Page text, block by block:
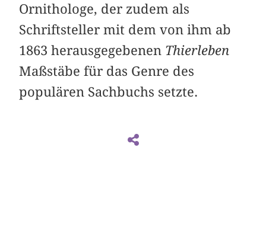
Ornithologe, der zudem als
Schriftsteller mit dem von ihm ab
1863 herausgegebenen Thierleben
Maßstäbe für das Genre des
populären Sachbuchs setzte.